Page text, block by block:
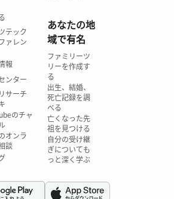
テック
ァレン
報
ンター
サーチ
のチャ
オンラ
談
あなたの地
域で有名
ファミリーツ
リーを作成す
る
出生、結婚、
死亡記録を調
べる
亡くなった先
祖を見つける
自分の受け継
ぎについても
っと深く学ぶ